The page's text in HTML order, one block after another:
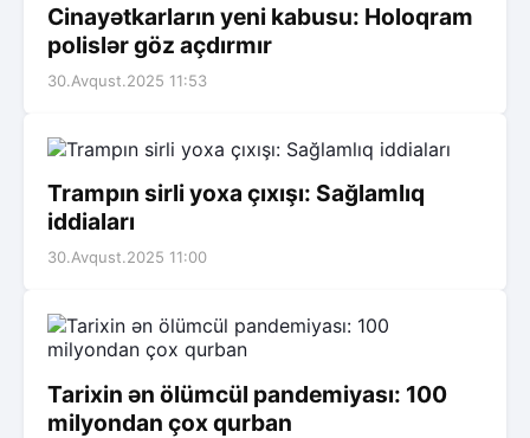
Cinayətkarların yeni kabusu: Holoqram
polislər göz açdırmır
30.Avqust.2025 11:53
Trampın sirli yoxa çıxışı: Sağlamlıq
iddiaları
30.Avqust.2025 11:00
Tarixin ən ölümcül pandemiyası: 100
milyondan çox qurban